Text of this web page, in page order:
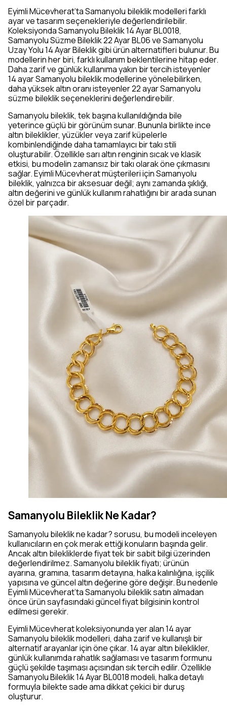
Eyimli Mücevherat’ta Samanyolu bileklik modelleri farklı
ayar ve tasarım seçenekleriyle değerlendirilebilir.
Koleksiyonda Samanyolu Bileklik 14 Ayar BL0018,
Samanyolu Süzme Bileklik 22 Ayar BL06 ve Samanyolu
Uzay Yolu 14 Ayar Bileklik gibi ürün alternatifleri bulunur. Bu
modellerin her biri, farklı kullanım beklentilerine hitap eder.
Daha zarif ve günlük kullanıma yakın bir tercih isteyenler
14 ayar Samanyolu bileklik modellerine yönelebilirken,
daha yüksek altın oranı isteyenler 22 ayar Samanyolu
süzme bileklik seçeneklerini değerlendirebilir.
Samanyolu bileklik, tek başına kullanıldığında bile
yeterince güçlü bir görünüm sunar. Bununla birlikte ince
altın bileklikler, yüzükler veya zarif küpelerle
kombinlendiğinde daha tamamlayıcı bir takı stili
oluşturabilir. Özellikle sarı altın renginin sıcak ve klasik
etkisi, bu modelin zamansız bir takı olarak öne çıkmasını
sağlar. Eyimli Mücevherat müşterileri için Samanyolu
bileklik, yalnızca bir aksesuar değil; aynı zamanda şıklığı,
altın değerini ve günlük kullanım rahatlığını bir arada sunan
özel bir parçadır.
Samanyolu Bileklik Ne Kadar?
Samanyolu bileklik ne kadar? sorusu, bu modeli inceleyen
kullanıcıların en çok merak ettiği konuların başında gelir.
Ancak altın bilekliklerde fiyat tek bir sabit bilgi üzerinden
değerlendirilmez. Samanyolu bileklik fiyatı; ürünün
ayarına, gramına, tasarım detayına, halka kalınlığına, işçilik
yapısına ve güncel altın değerine göre değişir. Bu nedenle
Eyimli Mücevherat’ta Samanyolu bileklik satın almadan
önce ürün sayfasındaki güncel fiyat bilgisinin kontrol
edilmesi gerekir.
Eyimli Mücevherat koleksiyonunda yer alan 14 ayar
Samanyolu bileklik modelleri, daha zarif ve kullanışlı bir
alternatif arayanlar için öne çıkar. 14 ayar altın bileklikler,
günlük kullanımda rahatlık sağlaması ve tasarım formunu
güçlü şekilde taşıması açısından sık tercih edilir. Özellikle
Samanyolu Bileklik 14 Ayar BL0018 modeli, halka detaylı
formuyla bilekte sade ama dikkat çekici bir duruş
oluşturur.